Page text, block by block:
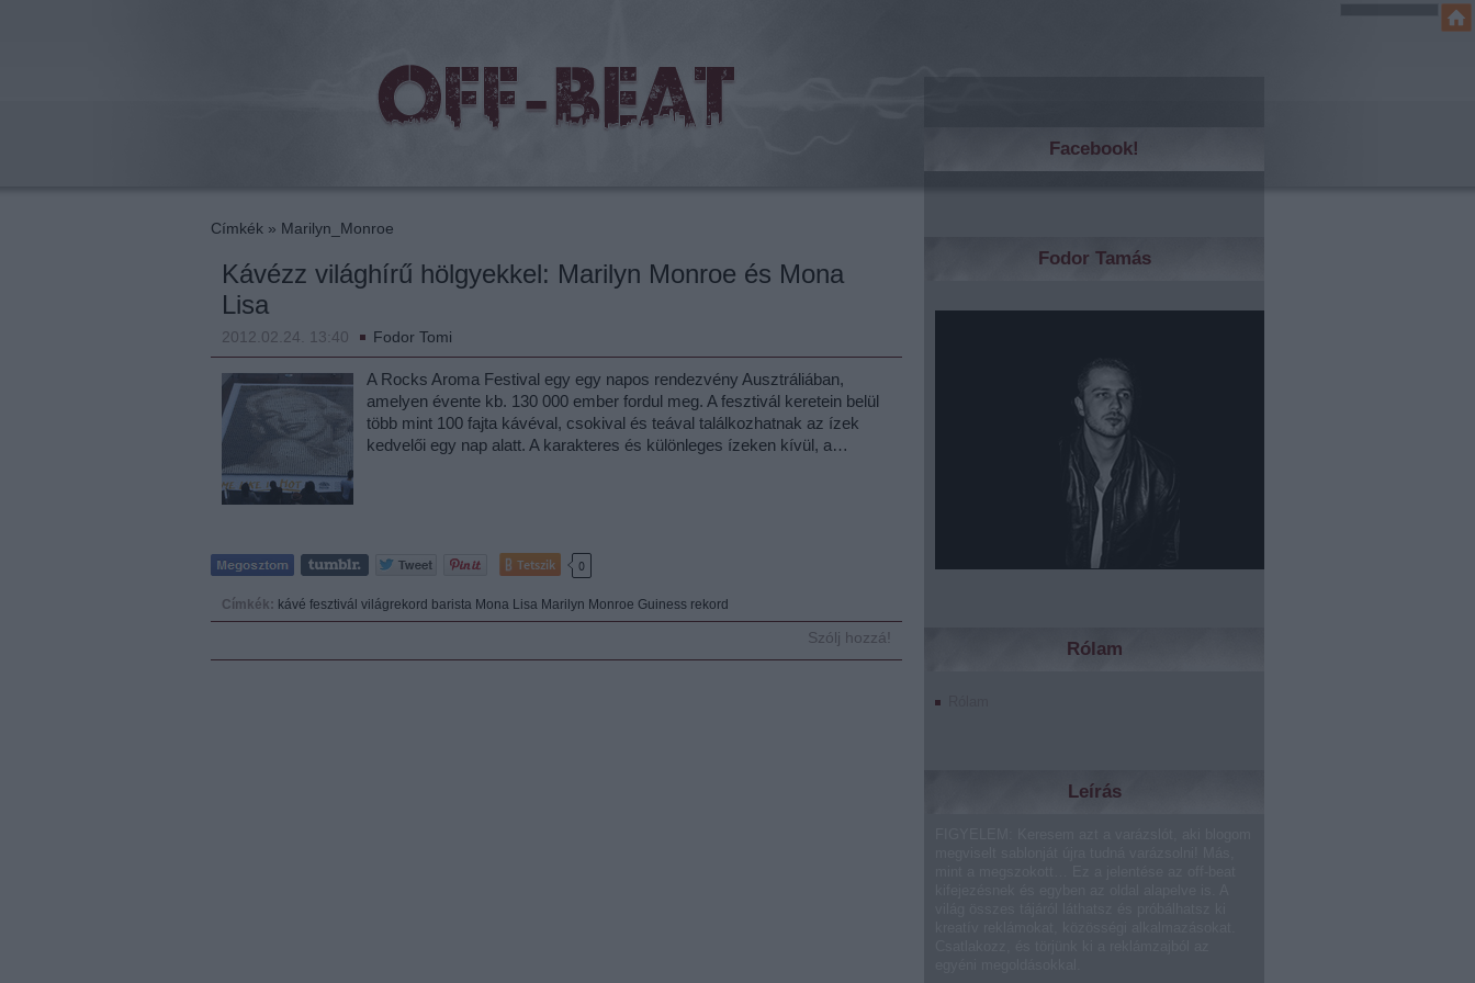
Facebook!
Fodor Tamás
Rólam
Leírás
Címkék » Marilyn_Monroe
Kávézz világhírű hölgyekkel: Marilyn Monroe és Mona
Lisa
2012.02.24. 13:40 Fodor Tomi
A Rocks Aroma Festival egy egy napos rendezvény Ausztráliában,
amelyen évente kb. 130 000 ember fordul meg. A fesztivál keretein belül
több mint 100 fajta kávéval, csokival és teával találkozhatnak az ízek
kedvelői egy nap alatt. A karakteres és különleges ízeken kívül, a…
Tetszik 0
Címkék: kávé fesztivál világrekord barista Mona Lisa Marilyn Monroe Guiness rekord
Szólj hozzá!